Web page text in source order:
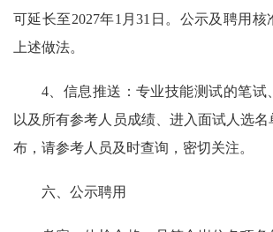
可延长至2027年1月31日。公示及聘用核
上述做法。
4、信息推送：专业技能测试的笔试
以及所有参考人员成绩、进入面试人选
布，请参考人员及时查询，密切关注。
六、公示聘用